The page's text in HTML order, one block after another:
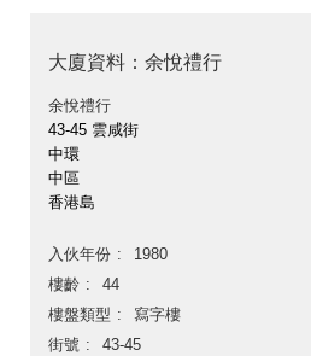
大廈資料：余悅禮行
余悅禮行
43-45 雲咸街
中環
中區
香港島
入伙年份
1980
樓齡
44
樓盤類型
寫字樓
街號
43-45